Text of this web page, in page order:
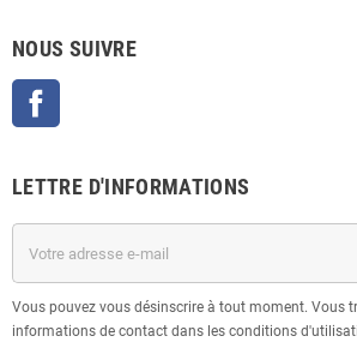
NOUS SUIVRE
LETTRE D'INFORMATIONS
Vous pouvez vous désinscrire à tout moment. Vous
informations de contact dans les conditions